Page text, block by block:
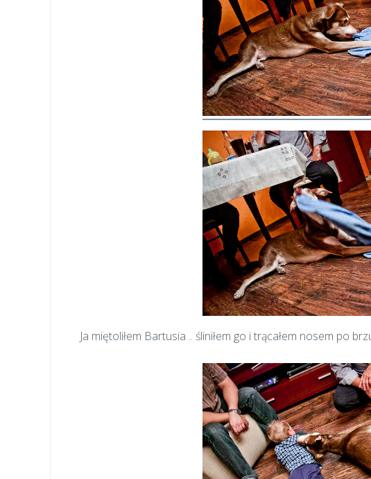
Ja miętoliłem Bartusia .. śliniłem go i trącałem nosem po